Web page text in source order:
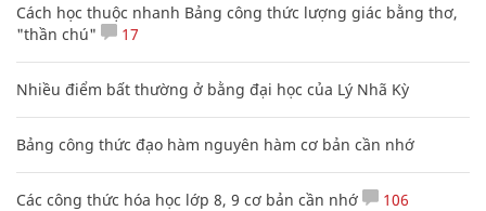
Cách học thuộc nhanh Bảng công thức lượng giác bằng thơ,
"thần chú"
17
Nhiều điểm bất thường ở bằng đại học của Lý Nhã Kỳ
Bảng công thức đạo hàm nguyên hàm cơ bản cần nhớ
Các công thức hóa học lớp 8, 9 cơ bản cần nhớ 106